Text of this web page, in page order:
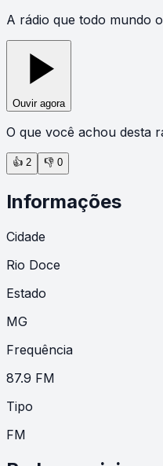
A rádio que todo mundo
Ouvir agora
O que você achou desta
👍 2 👎 0
Informações
Cidade
Rio Doce
Estado
MG
Frequência
87.9 FM
Tipo
FM